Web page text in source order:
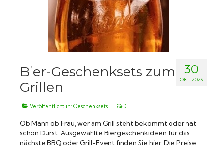
30
OKT. 2023
Bier-Geschenksets zum
Grillen
Veröffentlicht in: Geschenksets 0
Ob Mann ob Frau, wer am Grill steht bekommt oder hat
schon Durst. Ausgewählte Biergeschenkideen für das
nächste BBQ oder Grill-Event finden Sie hier. Die Preise